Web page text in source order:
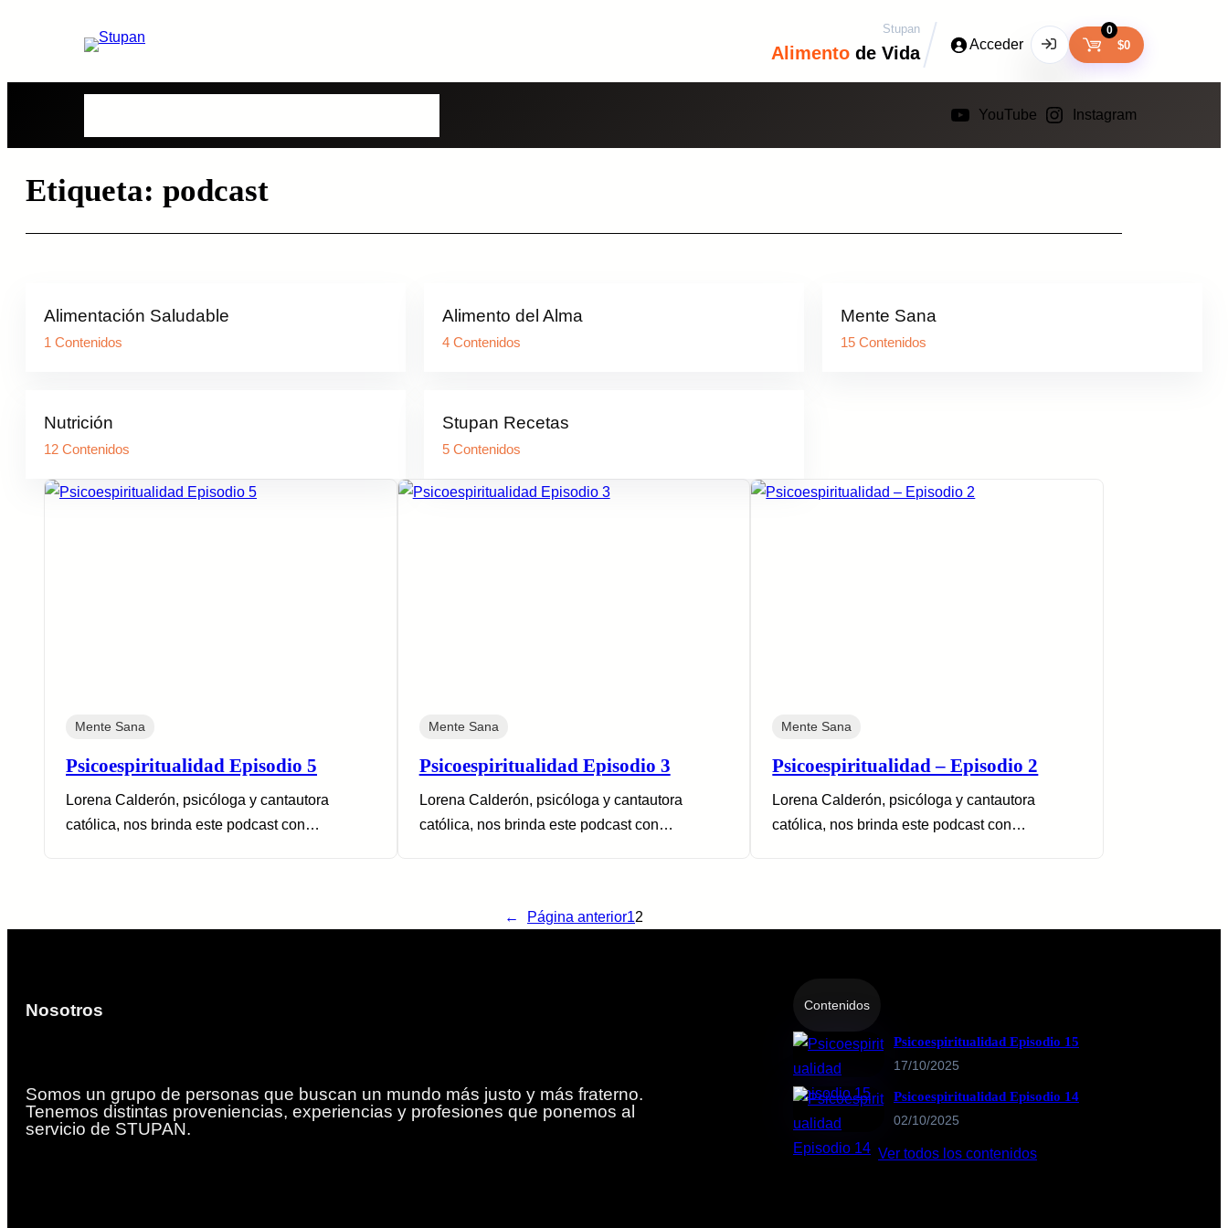
Stupan
Alimento de Vida Acceder
Usuario o Correo Electrónico
0
$0
YouTube Instagram
Etiqueta: podcast
Alimentación Saludable
1 Contenidos
Alimento del Alma
4 Contenidos
Mente Sana
15 Contenidos
Nutrición
12 Contenidos
Stupan Recetas
5 Contenidos
Mente Sana
Psicoespiritualidad Episodio 5
Lorena Calderón, psicóloga y cantautora
católica, nos brinda este podcast con…
Mente Sana
Psicoespiritualidad Episodio 3
Lorena Calderón, psicóloga y cantautora
católica, nos brinda este podcast con…
Mente Sana
Psicoespiritualidad – Episodio 2
Lorena Calderón, psicóloga y cantautora
católica, nos brinda este podcast con…
← Página anterior12
Nosotros
Somos un grupo de personas que buscan un mundo más justo y más fraterno.
Tenemos distintas proveniencias, experiencias y profesiones que ponemos al
servicio de STUPAN.
Contenidos
Psicoespiritualidad Episodio 15
17/10/2025
Psicoespiritualidad Episodio 14
02/10/2025
Ver todos los contenidos